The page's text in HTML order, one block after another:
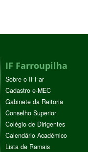
IF Farroupilha
Sobre o IFFar
Cadastro e-MEC
Gabinete da Reitoria
Conselho Superior
Colégio de Dirigentes
Calendário Acadêmico
Lista de Ramais